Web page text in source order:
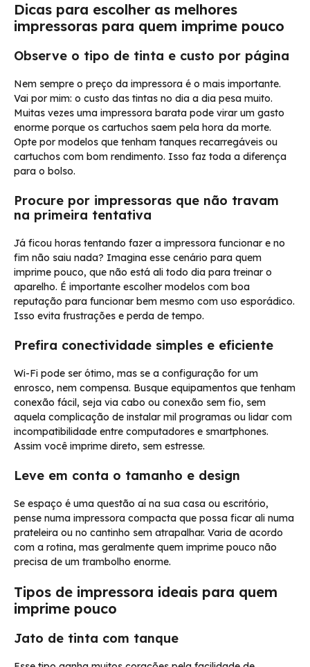
Dicas para escolher as melhores
impressoras para quem imprime pouco
Observe o tipo de tinta e custo por página
Nem sempre o preço da impressora é o mais importante.
Vai por mim: o custo das tintas no dia a dia pesa muito.
Muitas vezes uma impressora barata pode virar um gasto
enorme porque os cartuchos saem pela hora da morte.
Opte por modelos que tenham tanques recarregáveis ou
cartuchos com bom rendimento. Isso faz toda a diferença
para o bolso.
Procure por impressoras que não travam
na primeira tentativa
Já ficou horas tentando fazer a impressora funcionar e no
fim não saiu nada? Imagina esse cenário para quem
imprime pouco, que não está ali todo dia para treinar o
aparelho. É importante escolher modelos com boa
reputação para funcionar bem mesmo com uso esporádico.
Isso evita frustrações e perda de tempo.
Prefira conectividade simples e eficiente
Wi-Fi pode ser ótimo, mas se a configuração for um
enrosco, nem compensa. Busque equipamentos que tenham
conexão fácil, seja via cabo ou conexão sem fio, sem
aquela complicação de instalar mil programas ou lidar com
incompatibilidade entre computadores e smartphones.
Assim você imprime direto, sem estresse.
Leve em conta o tamanho e design
Se espaço é uma questão aí na sua casa ou escritório,
pense numa impressora compacta que possa ficar ali numa
prateleira ou no cantinho sem atrapalhar. Varia de acordo
com a rotina, mas geralmente quem imprime pouco não
precisa de um trambolho enorme.
Tipos de impressora ideais para quem
imprime pouco
Jato de tinta com tanque